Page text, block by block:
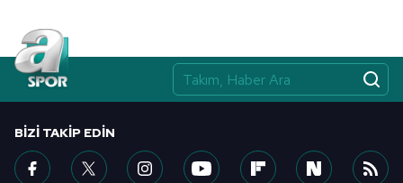
Çerezlere ilişkin tercihlerinizi aşağıda yer alan panel
vasıtasıyla belirleyebilirsiniz. Çerezlere ilişkin detaylı bilgi
için Ayarlar butonuna tıklayabilir,Çerez Bilgilendirme
Metnimizi
ziyaret edebilirsiniz.
6698 sayılı Kişisel Verilerin Korunması Kanunu uyarınca
BIZI TAKIP EDIN